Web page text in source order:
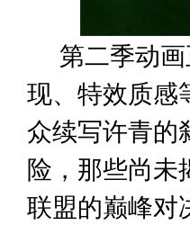
第二季动
现、特效质
众续写许青的
险，那些尚
联盟的巅峰对